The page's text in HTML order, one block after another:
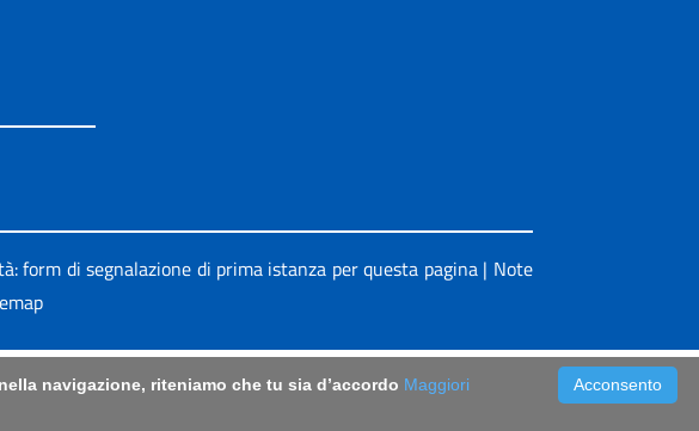
form di segnalazione di prima istanza per questa pagina| Note
Acconsento
navigazione, riteniamo che tu sia d’accordo Maggiori